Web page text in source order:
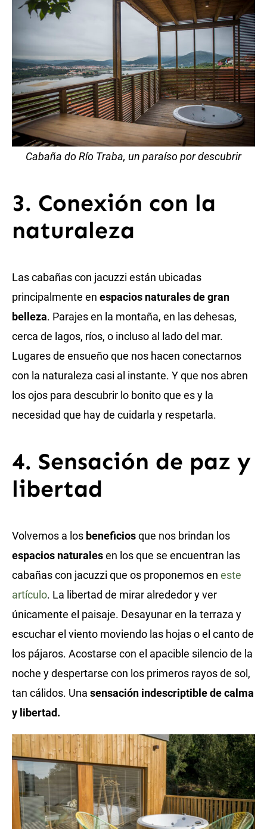
Cabaña do Río Traba, un paraíso por descubrir
3. Conexión con la
naturaleza
Las cabañas con jacuzzi están ubicadas
principalmente en espacios naturales de gran
belleza. Parajes en la montaña, en las dehesas,
cerca de lagos, ríos, o incluso al lado del mar.
Lugares de ensueño que nos hacen conectarnos
con la naturaleza casi al instante. Y que nos abren
los ojos para descubrir lo bonito que es y la
necesidad que hay de cuidarla y respetarla.
4. Sensación de paz y
libertad
Volvemos a los beneficiosque nos brindan los
espacios naturalesen los que se encuentran las
cabañas con jacuzzi que os proponemos en este
artículo. La libertad de mirar alrededor y ver
únicamente el paisaje. Desayunar en la terraza y
escuchar el viento moviendo las hojas o el canto de
los pájaros. Acostarse con el apacible silencio de la
noche y despertarse con los primeros rayos de sol,
tan cálidos. Una sensación indescriptible de calma
y libertad.